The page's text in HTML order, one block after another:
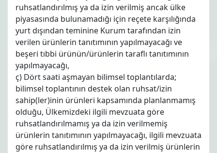
ruhsatlandırılmış ya da izin verilmiş ancak ülke
piyasasında bulunamadığı için reçete karşılığında
yurt dışından teminine Kurum tarafından izin
verilen ürünlerin tanıtımının yapılmayacağı ve
beşeri tıbbi ürünün/ürünlerin taraflı tanıtımının
yapılmayacağı,
ç) Dört saati aşmayan bilimsel toplantılarda;
bilimsel toplantının destek olan ruhsat/izin
sahip(ler)inin ürünleri kapsamında planlanmamış
olduğu, Ülkemizdeki ilgili mevzuata göre
ruhsatlandırılmamış ya da izin verilmemiş
ürünlerin tanıtımının yapılmayacağı, ilgili mevzuata
göre ruhsatlandırılmış ya da izin verilmiş ürünlerin